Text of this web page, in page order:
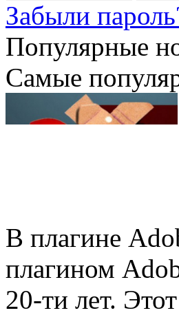
Забыли
Популярные
Самые
В плагине
плагином
20-ти лет.